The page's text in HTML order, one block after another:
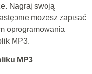
Nagraj swoją
możesz zapisać
oprogramowania
MP3.
MP3